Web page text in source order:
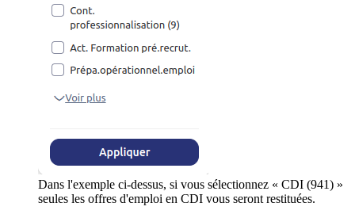
Dans l'exemple ci-dessus, si vous sélectionnez « CDI (941) »
seules les offres d'emploi en CDI vous seront restituées.